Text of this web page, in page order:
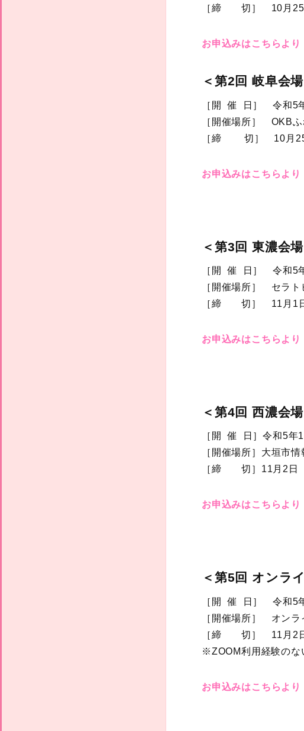
［締 切］ 10月25
お申込みはこちらより
＜第2回 岐阜会場
［開 催 日］ 令和5
［開催場所］ OKBふ
［締 切］ 10月25
お申込みはこちらより
＜第3回 東濃会場
［開 催 日］ 令和5
［開催場所］ セラト
［締 切］ 11月1日
お申込みはこちらより
＜第4回 西濃会場
［開 催 日］令和5年
［開催場所］大垣市
［締 切］11月2日
お申込みはこちらより
＜第5回 オンラ
［開 催 日］ 令和5
［開催場所］ オンラ
［締 切］ 11月2日
※ZOOM利用経験のな
お申込みはこちらより